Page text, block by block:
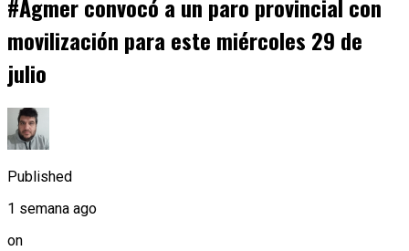
#Agmer convocó a un paro provincial con
movilización para este miércoles 29 de
julio
Published
1 semana ago
on